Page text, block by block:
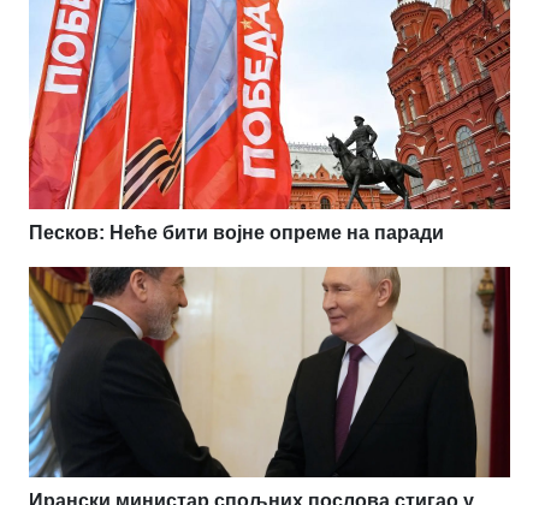
Песков: Неће бити војне опреме на паради
Ирански министар спољних послова стигао у